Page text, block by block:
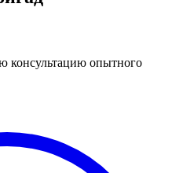
консультацию опытного